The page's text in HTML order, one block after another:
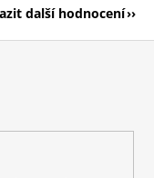
další hodnocení